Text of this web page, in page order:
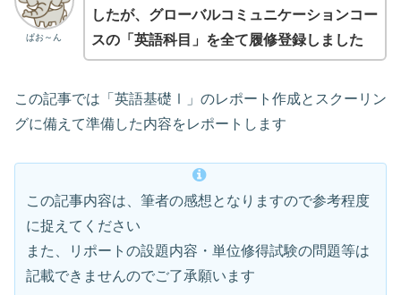
ぱお～ん
したが、グローバルコミュニケーションコー
スの「英語科目」を全て履修登録しました
この記事では「英語基礎Ⅰ」のレポート作成とスクーリン
グに備えて準備した内容をレポートします
この記事内容は、筆者の感想となりますので参考程度
に捉えてください
また、リポートの設題内容・単位修得試験の問題等は
記載できませんのでご了承願います